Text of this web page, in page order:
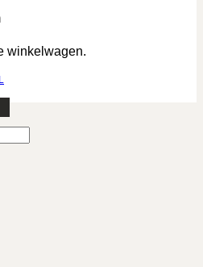
winkelwagen.